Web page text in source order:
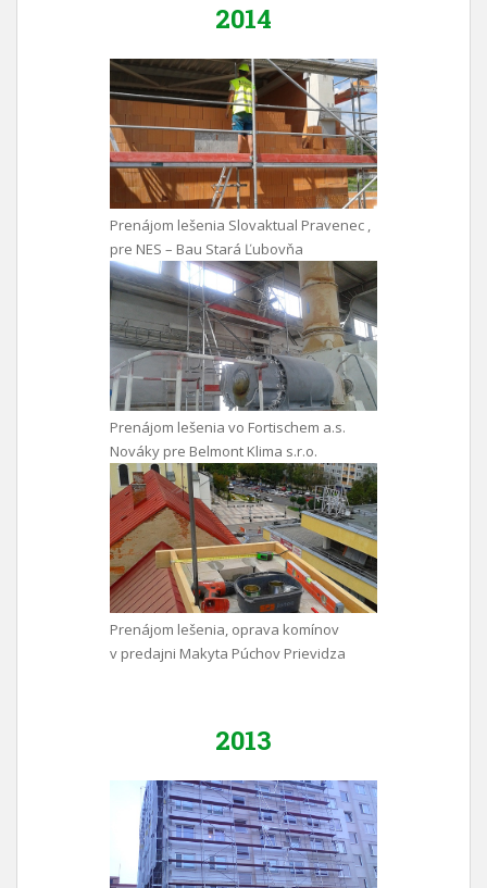
2014
Prenájom lešenia Slovaktual Pravenec ,
pre NES – Bau Stará Ľubovňa
Prenájom lešenia vo Fortischem a.s.
Nováky pre Belmont Klima s.r.o.
Prenájom lešenia, oprava komínov
v predajni Makyta Púchov Prievidza
2013